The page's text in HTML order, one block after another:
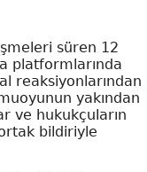
süren 12
platformlarında
reaksiyonlarından
yakından
ve hukukçuların
ortak bildiriyle